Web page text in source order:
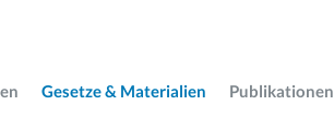
Gesetze & Materialien Publikationen